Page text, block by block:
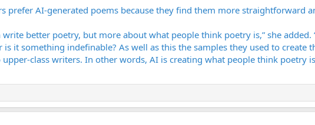
prefer AI-generated poems because they find them more straightforward
write better poetry, but more about what people think poetry is,” she added.
it something indefinable? As well as this the samples they used to create
class writers. In other words, AI is creating what people think poetry